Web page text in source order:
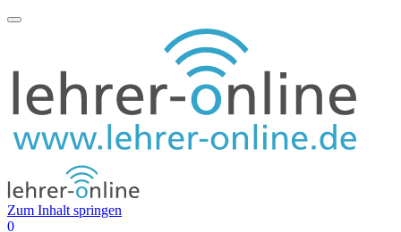
Zum Inhalt springen
0